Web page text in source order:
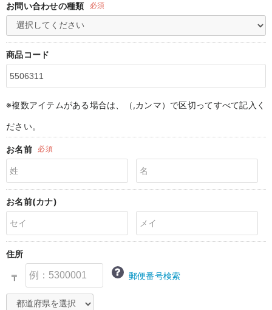
骨盤・マタニティベルト （妊娠中・産後）
産後 ガードル インナー
マタニティ 腹巻き
【アウトレット】ベビー
接触冷感素材
Tシャツブラ
ブラトップ
親子セット
快適機能ウェア特集 パジャマ
erbaviva（エルバビーバ）
ハレの日に着るANGELIEBEのセレモニー
買って正解！高評価レビューアイテム
冬に可愛いニットがお得！
インナー
雑貨
ベビー
MAX55%OFF ブラックフ
王道シンプル派
セットアップ派
カジュアル
フォーマル / オケー
あったかアイテム｜
男の子におススメの
定番ギフト
もらって嬉しいギフト
かわいくておもしろ
カップ付きインナー
あったか度◎
裏起毛素材
お問い合わせの種類 必須
商品コード
※複数アイテムがある場合は、（,カンマ）で区切ってすべて記入く
ださい。
お名前 必須
お名前(カナ)
住所
〒 郵便番号検索